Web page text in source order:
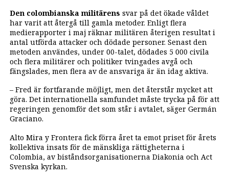
Den colombianska militärens svar på det ökade våldet
har varit att återgå till gamla metoder. Enligt flera
medierapporter i maj räknar militären återigen resultat i
antal utförda attacker och dödade personer. Senast den
metoden användes, under 00-talet, dödades 5 000 civila
och flera militärer och politiker tvingades avgå och
fängslades, men flera av de ansvariga är än idag aktiva.
– Fred är fortfarande möjligt, men det återstår mycket att
göra. Det internationella samfundet måste trycka på för att
regeringen genomför det som står i avtalet, säger Germán
Graciano.
Alto Mira y Frontera fick förra året ta emot priset för årets
kollektiva insats för de mänskliga rättigheterna i
Colombia, av biståndsorganisationerna Diakonia och Act
Svenska kyrkan.